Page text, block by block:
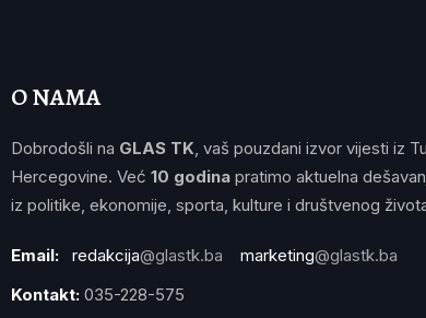
O NAMA
Dobrodošli na GLAS TK, vaš pouzdani izvor vijesti iz
Hercegovine. Već 10 godina pratimo aktuelna
iz politike, ekonomije, sporta, kulture i društvenog
Email: redakcija@glastk.ba marketing@glastk.ba
Kontakt: 035-228-575